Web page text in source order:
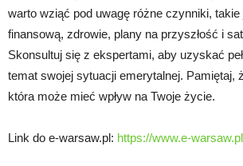
warto wziąć pod uwagę różne czynniki,
finansową, zdrowie, plany na przyszłość i
Skonsultuj się z ekspertami, aby uzyskać
temat swojej sytuacji emerytalnej. Pamiętaj,
która może mieć wpływ na Twoje życie.
Link do e-warsaw.pl: https://www.e-